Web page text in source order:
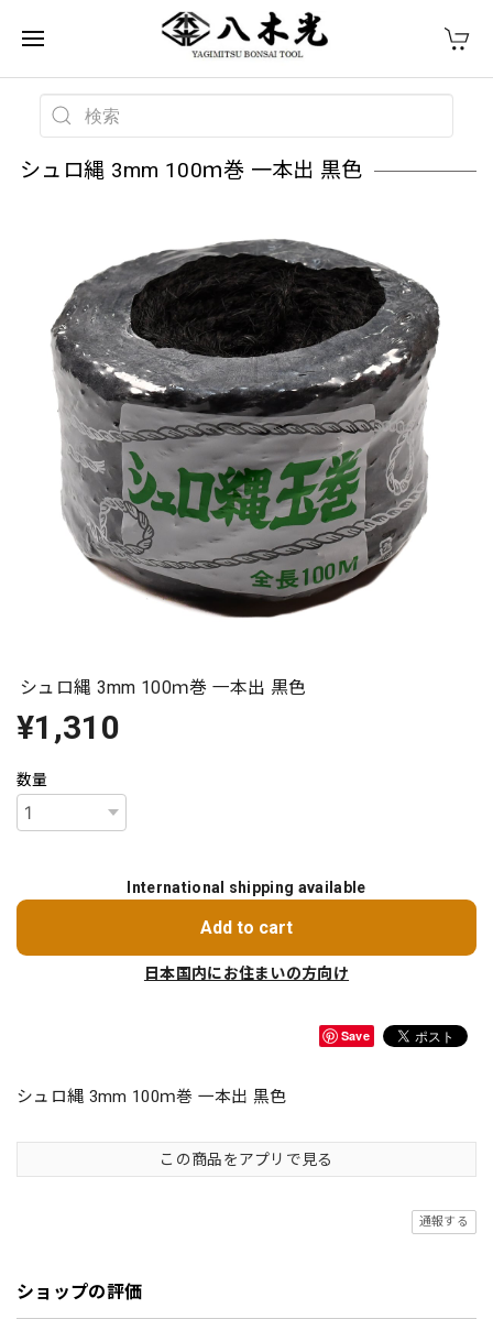
シュロ縄 3mm 100ｍ巻 一本出 黒色
シュロ縄 3mm 100ｍ巻 一本出 黒色
¥1,310
数量
International shipping available
Add to cart
日本国内にお住まいの方向け
Save
シュロ縄 3mm 100ｍ巻 一本出 黒色
この商品をアプリで見る
通報する
ショップの評価